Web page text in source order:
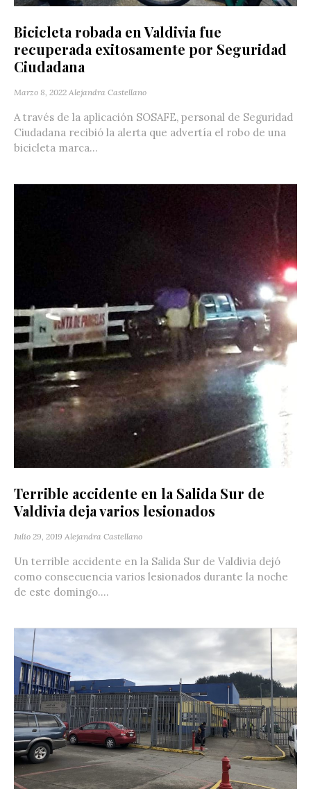
Bicicleta robada en Valdivia fue
recuperada exitosamente por Seguridad
Ciudadana
Marzo 8, 2022 Alejandra Castellano
A través de la aplicación SOSAFE, personal de Seguridad
Ciudadana recibió la alerta que advertía el robo de una
bicicleta marca...
Terrible accidente en la Salida Sur de
Valdivia deja varios lesionados
Julio 29, 2019 Alejandra Castellano
Un terrible accidente en la Salida Sur de Valdivia dejó
como consecuencia varios lesionados durante la noche
de este domingo....